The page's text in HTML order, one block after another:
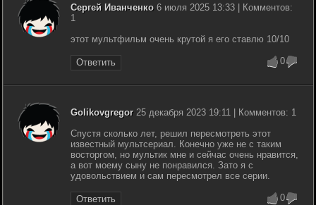
Сергей Иванченко 6 июля 2025 13:33 | Комментов:
1
этот мультфильм очень крутой я его ставлю 10/10
Ответить 0
Golikovgregor25 декабря 2023 19:11 | Комментов: 1
Спустя сколько лет, решил пересмотреть этот
известный мультсериал. Конечно уже не с таким
восторгом, но мультик мне и сейчас очень нравится,
а вот моему сыну не понравился. Зато я с
удовольствием и сам пересмотрел все серии.
Ответить 0